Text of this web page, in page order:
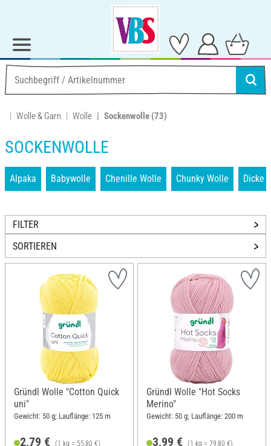
Wolle & Garn Wolle Sockenwolle (73)
SOCKENWOLLE
Alpaka Babywolle Chenille Wolle Chunky Wolle Dicke
FILTER
SORTIEREN
Gründl Wolle "Cotton Quick
uni"
Gewicht: 50 g; Lauflänge: 125 m
2,79 € (1 kg = 55,80 €)
Gründl Wolle "Hot Socks
Merino"
Gewicht: 50 g; Lauflänge: 200 m
3,99 € (1 kg = 79,80 €)